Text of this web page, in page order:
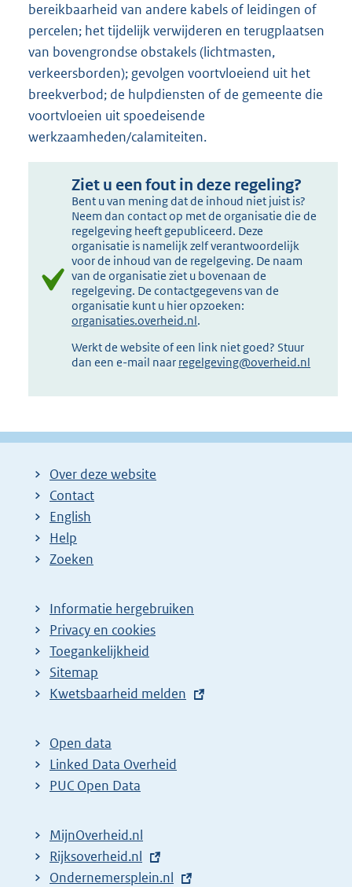
bereikbaarheid van andere kabels of leidingen of
percelen; het tijdelijk verwijderen en terugplaatsen
van bovengrondse obstakels (lichtmasten,
verkeersborden); gevolgen voortvloeiend uit het
breekverbod; de hulpdiensten of de gemeente die
voortvloeien uit spoedeisende
werkzaamheden/calamiteiten.
Ziet u een fout in deze regeling?
Bent u van mening dat de inhoud niet juist is?
Neem dan contact op met de organisatie die de
regelgeving heeft gepubliceerd. Deze
organisatie is namelijk zelf verantwoordelijk
voor de inhoud van de regelgeving. De naam
van de organisatie ziet u bovenaan de
regelgeving. De contactgegevens van de
organisatie kunt u hier opzoeken:
organisaties.overheid.nl.
Werkt de website of een link niet goed? Stuur
dan een e-mail naar regelgeving@overheid.nl
Over deze website
Contact
English
Help
Zoeken
Informatie hergebruiken
Privacy en cookies
Toegankelijkheid
Sitemap
E
t
e
r
l
i
Kwetsbaarheid melden
Open data
Linked Data Overheid
PUC Open Data
MijnOverheid.nl
E
x
Rijksoverheid.nl
E
Ondernemersplein.nl